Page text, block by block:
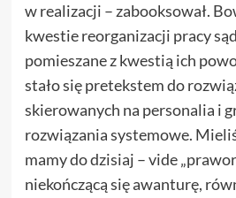
w realizacji – zabooksował.
kwestie reorganizacji pracy
pomieszane z kwestią ich
stało się pretekstem do
skierowanych na personalia i
rozwiązania systemowe.
mamy do dzisiaj – vide
niekończącą się awanturę,